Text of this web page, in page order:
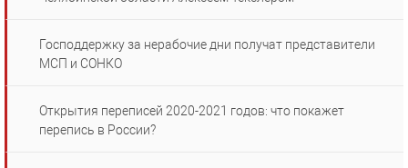
Господдержку за нерабочие дни получат представители
МСП и СОНКО
Открытия переписей 2020-2021 годов: что покажет
перепись в России?